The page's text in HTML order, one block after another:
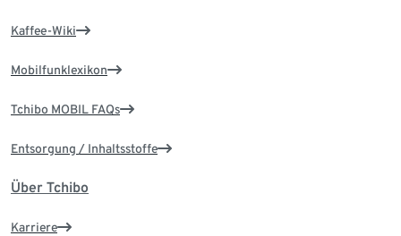
Kaffee-Wiki
Mobilfunklexikon
Tchibo MOBIL FAQs
Entsorgung / Inhaltsstoffe
Über Tchibo
Karriere